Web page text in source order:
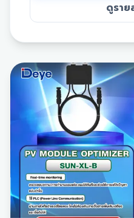
✅ สามารถตรวจสอบสถานะ
ระนาบหลังคา หรือมีเงาบัง
✅ Long String Design เพิ่
ยืดหยุ่นและมากขึ้น
✅ สามารถใช้กับแผง Solar
1300W/80V
✅ ทนทาน ทนน้ำ ด้วยมาตร
ดูราย